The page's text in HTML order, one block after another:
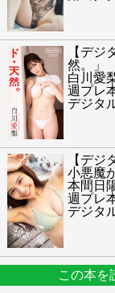
【デジ
然。」
白川愛
週プレ
デジタ
【デジ
小悪魔
本間日
週プレ
デジタ
この本を